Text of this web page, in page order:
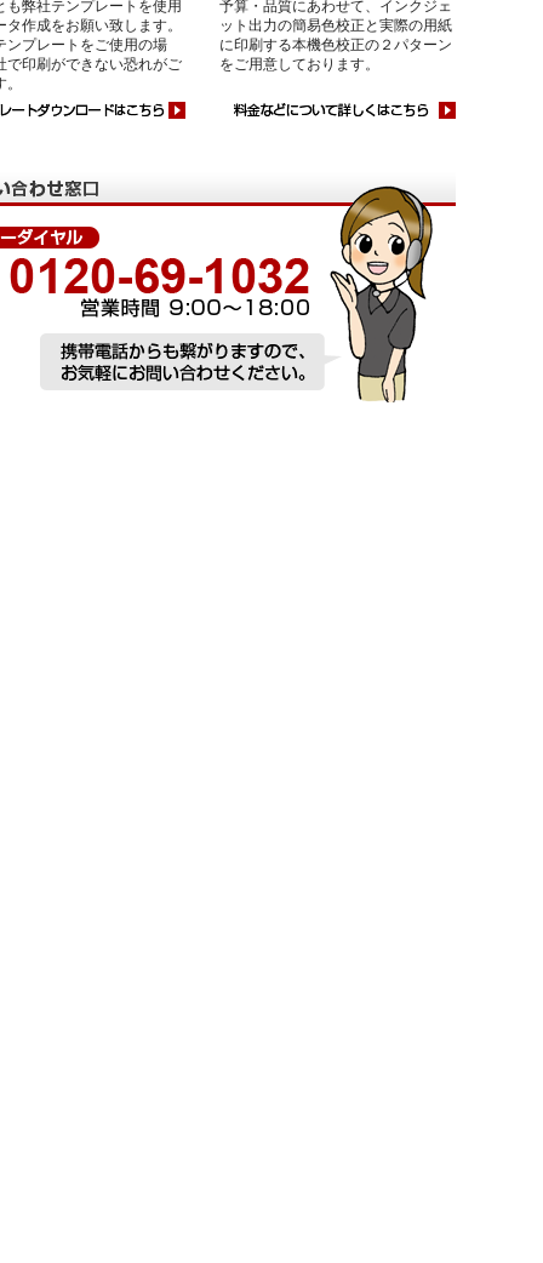
も弊社テンプレートを使用
タ作成をお願い致します。
ンプレートをご使用の場
で印刷ができない恐れがご
予算・品質にあわせて、インクジェ
ット出力の簡易色校正と実際の用紙
に印刷する本機色校正の２パターン
をご用意しております。